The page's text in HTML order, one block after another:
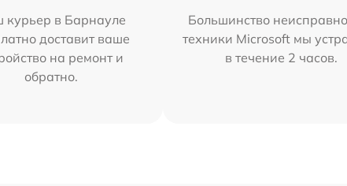
курьер в Барнауле
доставит ваше
на ремонт и
обратно.
Большинство
техники Microsoft мы
в течение 2 часов.